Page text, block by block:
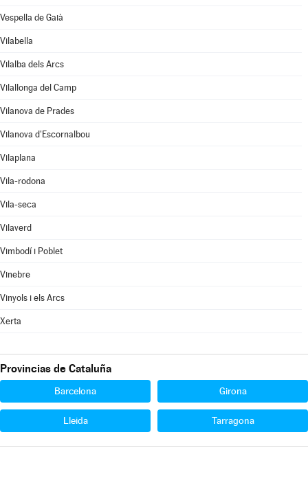
Vespella de Gaià
Vilabella
Vilalba dels Arcs
Vilallonga del Camp
Vilanova de Prades
Vilanova d'Escornalbou
Vilaplana
Vila-rodona
Vila-seca
Vilaverd
Vimbodí i Poblet
Vinebre
Vinyols i els Arcs
Xerta
Provincias de Cataluña
Barcelona Girona
Lleida Tarragona